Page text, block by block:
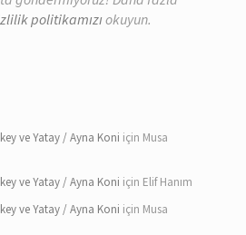
politikamızıokuyun.
ve Yatay / Ayna Koni için Musa
ve Yatay / Ayna Koni için Elif Hanım
ve Yatay / Ayna Koni için Musa